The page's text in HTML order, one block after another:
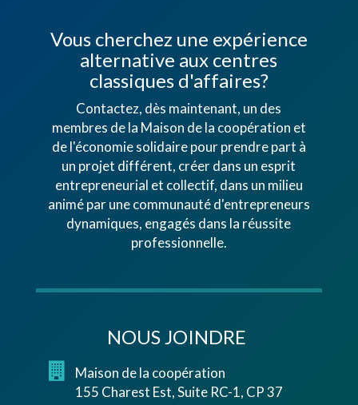
Vous cherchez une expérience
alternative aux centres
classiques d'affaires?
Contactez, dès maintenant, un des
membres de la Maison de la coopération et
de l'économie solidaire pour prendre part à
un projet différent, créer dans un esprit
entrepreneurial et collectif, dans un milieu
animé par une communauté d'entrepreneurs
dynamiques, engagés dans la réussite
professionnelle.
NOUS JOINDRE
Maison de la coopération
155 Charest Est, Suite RC-1, CP 37